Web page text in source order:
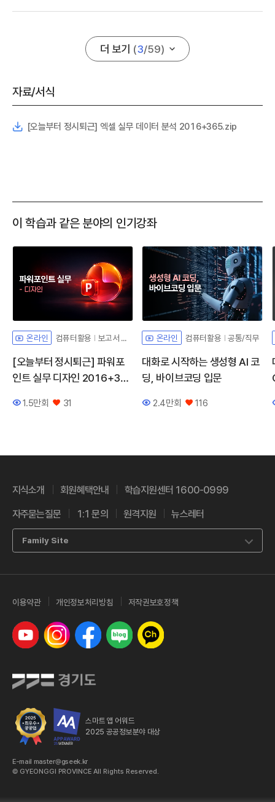
더 보기 (3/59)
자료/서식
[오늘부터 정시퇴근] 엑셀 실무 데이터 분석 2016+365.zip
이 학습과 같은 분야의 인기강좌
온라인 컴퓨터활용 보고서 디자인
[오늘부터 정시퇴근] 파워포
인트 실무 디자인 2016+36
조회수
1.5만회
좋아요
31
온라인 컴퓨터활용 공통/직무
대화로 시작하는 생성형 AI 코
딩, 바이브코딩 입문
조회수
2.4만회
좋아요
116
지식소개 회원혜택안내 학습지원센터 1600-0999
자주묻는질문 1:1 문의 원격지원 뉴스레터
Family Site
이용약관 개인정보처리방침 저작권보호정책
유튜브 인스타그램 페이스북 네이버 블로그카카오톡 채널
스마트 앱 어워드
2025 공공정보분야 대상
E-mail master@gseek.kr
© GYEONGGI PROVINCE All Rights Reserved.